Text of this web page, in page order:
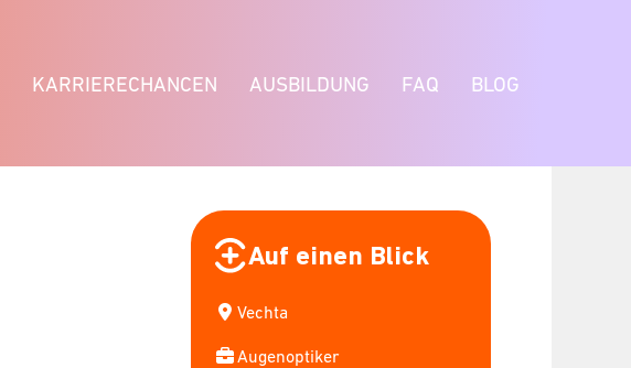
KARRIERECHANCEN AUSBILDUNG FAQ BLOG
Auf einen Blick
Vechta
Augenoptiker